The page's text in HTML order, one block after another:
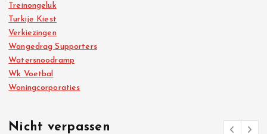
Treinongeluk
Turkije Kiest
Verkiezingen
Wangedrag Supporters
Watersnoodramp
Wk Voetbal
Woningcorporaties
Nicht verpassen